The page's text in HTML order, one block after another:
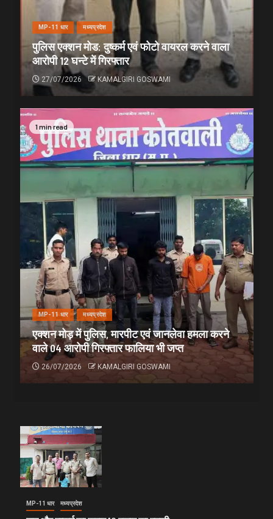
MP-11 धार मध्यप्रदेश
पुलिस एक्शन मोड: दुष्कर्म एवं फोटो वायरल करने वाला
आरोपी 12 घन्टे में गिरफ्तार
27/07/2026 KAMALGIRI GOSWAMI
1 min read
MP-11 धार मध्यप्रदेश
एक्शन मोड़ में पुलिस, मारपीट एवं जानलेवा हमला करने
वाले 04 आरोपी गिरफ्तार फालिया भी जप्त
26/07/2026 KAMALGIRI GOSWAMI
MP-11 धार मध्यप्रदेश